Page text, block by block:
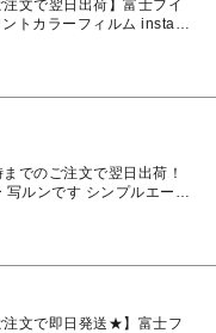
文で翌日出荷】富士フイ
トカラーフィルム instax
入×2) INSTAXWIDEWW2
でのご注文で翌日出荷！
ルンです シンプルエース
ム
文で即日発送★】富士フ